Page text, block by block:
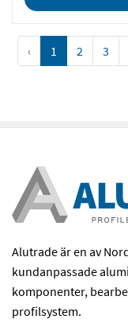
‹ 1 2 3
Alutrade är en av
kundanpassade
komponenter,
profilsystem.